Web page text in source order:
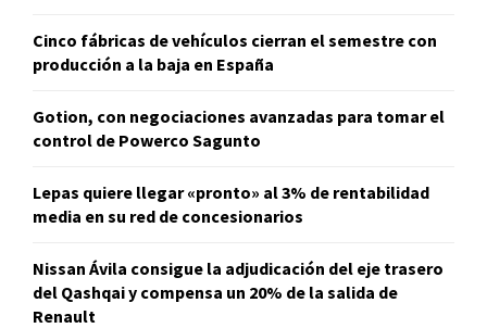
Cinco fábricas de vehículos cierran el semestre con
producción a la baja en España
Gotion, con negociaciones avanzadas para tomar el
control de Powerco Sagunto
Lepas quiere llegar «pronto» al 3% de rentabilidad
media en su red de concesionarios
Nissan Ávila consigue la adjudicación del eje trasero
del Qashqai y compensa un 20% de la salida de
Renault